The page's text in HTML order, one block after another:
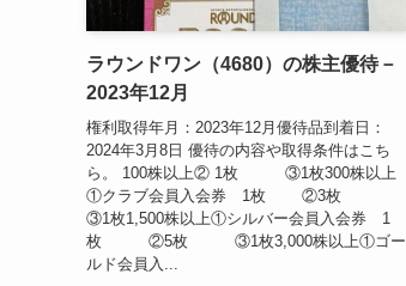
ラウンドワン（4680）の株主優待－
2023年12月
権利取得年月：2023年12月優待品到着日：
2024年3月8日 優待の内容や取得条件はこち
ら。 100株以上② 1枚 ③1枚300株以上
①クラブ会員入会券 1枚 ②3枚
③1枚1,500株以上①シルバー会員入会券 1
枚 ②5枚 ③1枚3,000株以上①ゴー
ルド会員入...